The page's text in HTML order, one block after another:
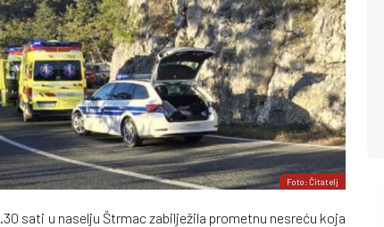
Foto: Čitatelj
sati u naselju Štrmac zabilježila prometnu nesreću koja